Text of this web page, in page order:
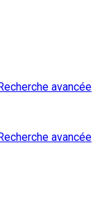
avancée
avancée